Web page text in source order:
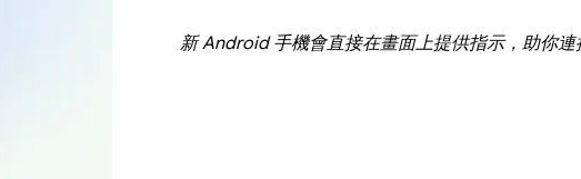
新 Android 手機會直接在畫面上提供指示，助你連